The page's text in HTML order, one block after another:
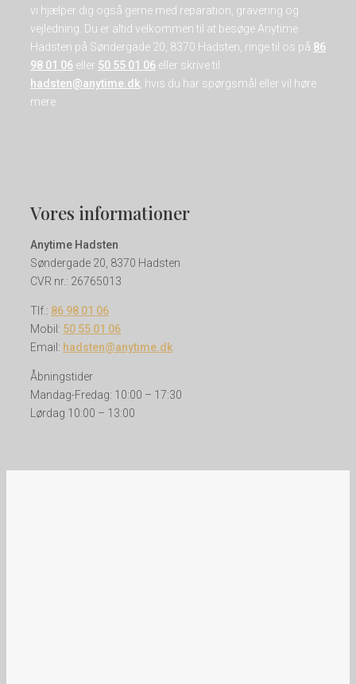
vi hjælper dig også gerne med reparation, gravering og
vejledning. Du er altid velkommen til at besøge Anytime
Hadsten på Søndergade 20, 8370 Hadsten, ringe til os på 86
98 01 06 eller 50 55 01 06 eller skrive til
hadsten@anytime.dk, hvis du har spørgsmål eller vil høre
mere.
Vores informationer
Anytime Hadsten
Søndergade 20, 8370 Hadsten
CVR nr.: 26765013
Tlf.: 86 98 01 06
Mobil: 50 55 01 06
Email: hadsten@anytime.dk
Åbningstider
Mandag-Fredag: 10:00 – 17:30
Lørdag 10:00 – 13:00